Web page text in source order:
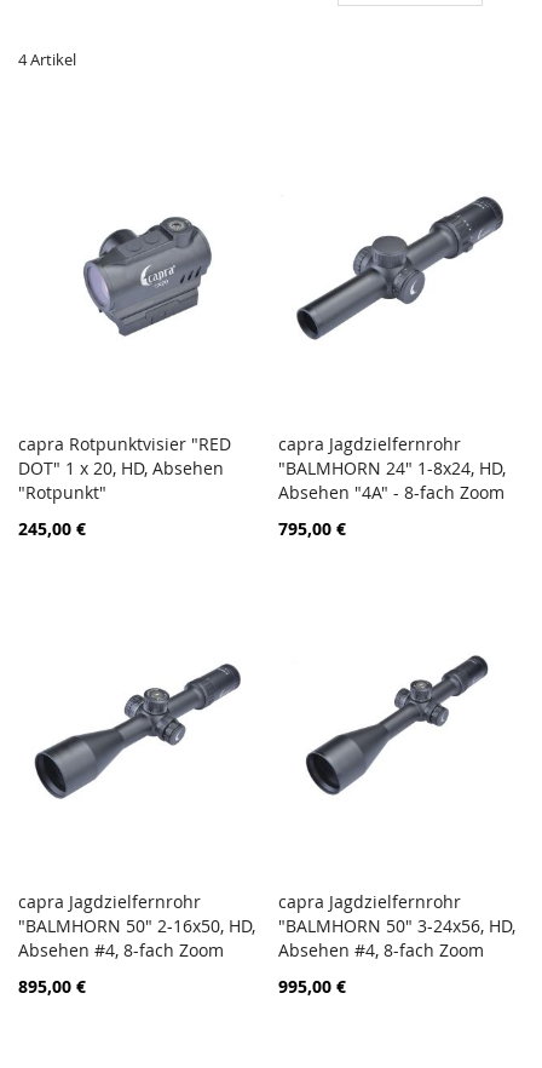
4Artikel
In den Warenkorb
VERGLEICHSLISTE
capra Rotpunktvisier "RED
DOT" 1 x 20, HD, Absehen
"Rotpunkt"
245,00 €
In den Warenkorb
ZUR
capra Jagdzielfernrohr
"BALMHORN 24" 1-8x24, HD,
Absehen "4A" - 8-fach Zoom
795,00 €
In den Warenkorb
ZUR
VERGLEICHSLISTE
capra Jagdzielfernrohr
"BALMHORN 50" 2-16x50, HD,
Absehen #4, 8-fach Zoom
895,00 €
In den Warenkorb
ZUR
capra Jagdzielfernrohr
"BALMHORN 50" 3-24x56, HD,
Absehen #4, 8-fach Zoom
995,00 €